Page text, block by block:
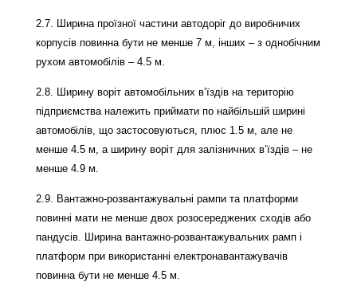
2.7. Ширина проїзної частини автодоріг до виробничих
корпусів повинна бути не менше 7 м, інших – з однобічним
рухом автомобілів – 4.5 м.
2.8. Ширину воріт автомобільних в’їздів на територію
підприємства належить приймати по найбільшій ширині
автомобілів, що застосовуються, плюс 1.5 м, але не
менше 4.5 м, а ширину воріт для залізничних в’їздів – не
менше 4.9 м.
2.9. Вантажно-розвантажувальні рампи та платформи
повинні мати не менше двох розосереджених сходів або
пандусів. Ширина вантажно-розвантажувальних рамп і
платформ при використанні електронавантажувачів
повинна бути не менше 4.5 м.